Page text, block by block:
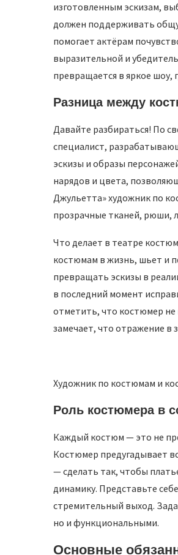
изготовленным эскизам,
должен поддерживать
помогает актёрам
выразительной и
превращается в яркое шоу,
Разница между
Давайте разбираться! По
специалист,
эскизы и образы
нарядов и цвета,
Джульетта» художник по
прозрачные тканей, рюши,
Что делает в театре
костюмам в жизнь, шьет и
превращать эскизы в
в последний момент
отметить, что костюмер
замечает, что отражение в
Художник по костюмам и
Роль костюмера в
Каждый костюм — это не
Костюмер предугадывает
— сделать так, чтобы
динамику. Представьте
стремительный выход.
но и функциональными.
Основные